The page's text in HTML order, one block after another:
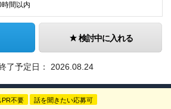
時間以内
検討中に入れる
了予定日： 2026.08.24
PR不要 話を聞きたい応募可